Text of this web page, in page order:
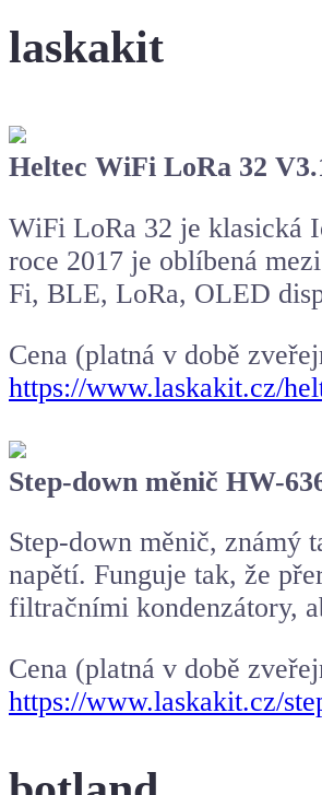
laskakit
Heltec WiFi LoRa 32
WiFi LoRa 32 je klasická
roce 2017 je oblíbená
Fi, BLE, LoRa, OLED
Cena (platná v době
https://www.laskakit.cz/
Step-down měnič HW-
Step-down měnič, známý
napětí. Funguje tak, že
filtračními kondenzátory,
Cena (platná v době
https://www.laskakit.cz/